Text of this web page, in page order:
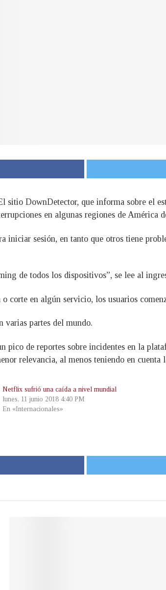
DownDetector, que informa sobre el
en algunas regiones de América
iniciar sesión, en tanto que otros tiene
de todos los dispositivos”, se lee al
corte en algún servicio, los usuarios
varias partes del mundo.
de reportes sobre incidentes en la
relevancia, al menos teniendo en
Netflix sufrió una caída a nivel mundial
lunes, 11 junio 2018 4:40 PM
En «Internacionales»